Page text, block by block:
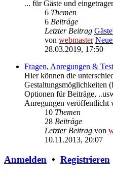
... für Gäste und
6 Themen
6 Beiträge
Letzter Beitrag
von webmaster
28.03.2019, 17:50
Fragen, Anregungen &
Hier können die
Gestaltungsmöglichkeiten
Optionen für Beiträge,
Anregungen veröffentlicht
10 Themen
28 Beiträge
Letzter Beitrag von
10.11.2013, 20:07
Anmelden • Registrieren